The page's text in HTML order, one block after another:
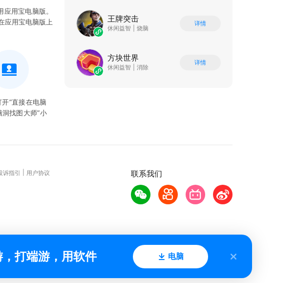
用宝电脑版。
应用宝电脑版上
”直接在电脑
洞找图大师”小
王牌突击
休闲益智 烧脑
详情
方块世界
休闲益智 消除
详情
联系我们
诉指引
用户协议
打端游，用软件 电脑